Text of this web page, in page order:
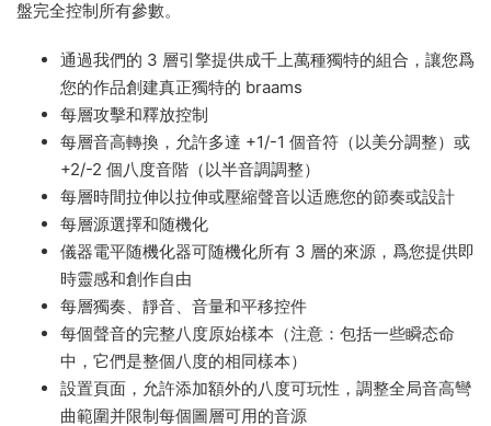
盤完全控制所有參數。
通過我們的 3 層引擎提供成千上萬種獨特的組合，讓您爲
您的作品創建真正獨特的 braams
每層攻擊和釋放控制
每層音高轉換，允許多達 +1/-1 個音符（以美分調整）或
+2/-2 個八度音階（以半音調調整）
每層時間拉伸以拉伸或壓縮聲音以适應您的節奏或設計
每層源選擇和随機化
儀器電平随機化器可随機化所有 3 層的來源，爲您提供即
時靈感和創作自由
每層獨奏、靜音、音量和平移控件
每個聲音的完整八度原始樣本（注意：包括一些瞬态命
中，它們是整個八度的相同樣本）
設置頁面，允許添加額外的八度可玩性，調整全局音高彎
曲範圍并限制每個圖層可用的音源